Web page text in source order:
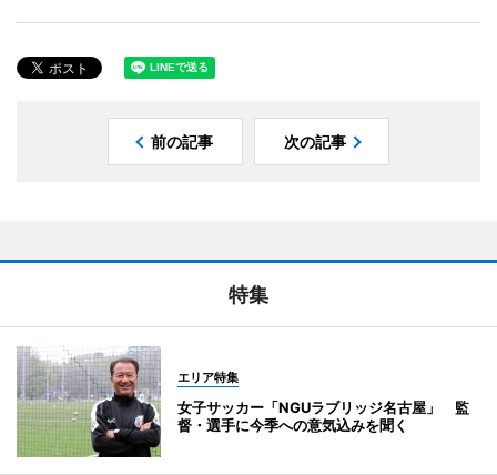
前の記事 次の記事
特集
エリア特集
女子サッカー「NGUラブリッジ名古屋」 監
督・選手に今季への意気込みを聞く